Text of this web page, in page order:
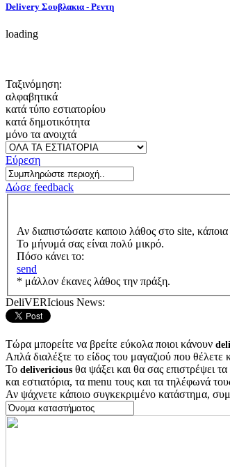
Delivery Σουβλακια - Ρεντη
loading
Ταξινόμηση:
αλφαβητικά
κατά τύπο εστιατορίου
κατά δημοτικότητα
μόνο τα ανοιχτά
Εύρεση
Δώσε feedback
Αν διαπιστώσατε καποιο λάθος στο site,
Το μήνυμά σας είναι πολύ μικρό.
Πόσο κάνει το:
send
* μάλλον έκανες λάθος την πράξη.
DeliVERIcious News:
Τώρα μπορείτε να βρείτε εύκολα ποιοι κάνουν
Απλά διαλέξτε το είδος του μαγαζιού που θέλετε
Το delivericious θα ψάξει και θα σας επιστρέψει
και εστιατόρια, τα menu τους και τα τηλέφωνά
Αν ψάχνετε κάποιο συγκεκριμένο κατάστημα,